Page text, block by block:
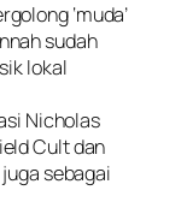
‘muda’
sudah
lokal
Nicholas
Cult dan
sebagai